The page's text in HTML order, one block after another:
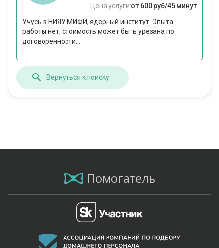
Цена услуги:от 600 руб/45 минут
Учусь в НИЯУ МИФИ, ядерный институт. Опыта
работы нет, стоимость может быть урезана по
договоренности...
Вернуться к поиску
Помогатель